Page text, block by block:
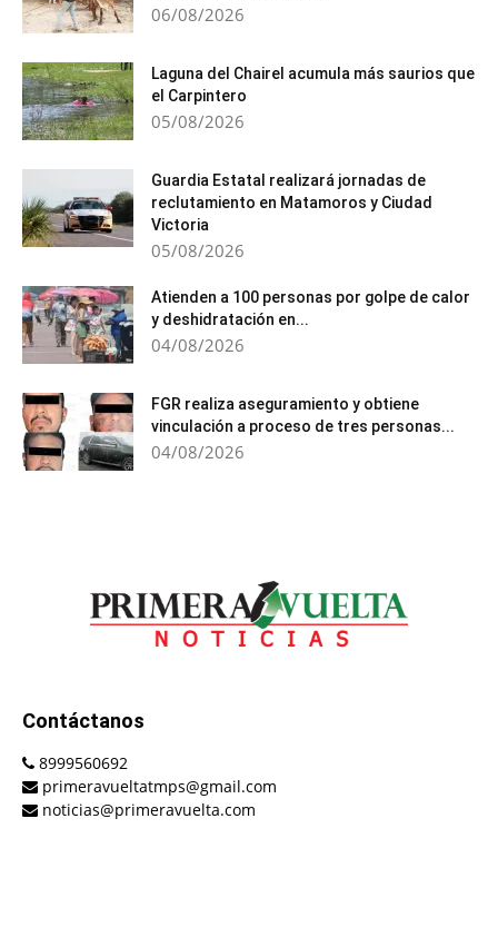
06/08/2026
Laguna del Chairel acumula más saurios que
el Carpintero
05/08/2026
Guardia Estatal realizará jornadas de
reclutamiento en Matamoros y Ciudad
Victoria
05/08/2026
Atienden a 100 personas por golpe de calor
y deshidratación en...
04/08/2026
FGR realiza aseguramiento y obtiene
vinculación a proceso de tres personas...
04/08/2026
Contáctanos
8999560692
primeravueltatmps@gmail.com
noticias@primeravuelta.com